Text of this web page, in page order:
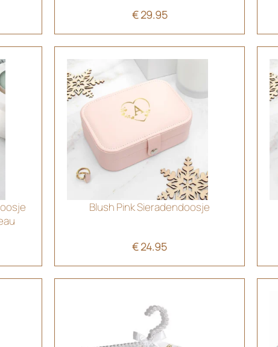
€29.95
Blush Pink Sieradendoosje
€24.95